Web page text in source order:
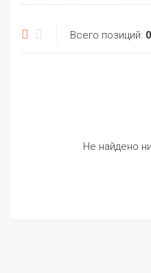
Всего позиций: 0
Не найдено